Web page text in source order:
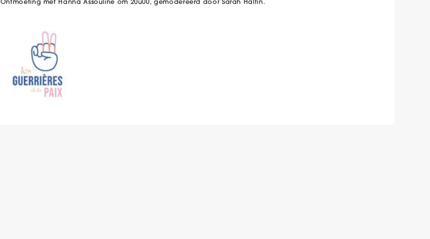
Ontmoeting met Hanna Assouline om 20u00, gemodereerd door Sarah Halfin.